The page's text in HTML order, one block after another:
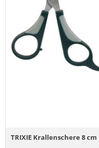
TRIXIE Krallenschere 8 cm